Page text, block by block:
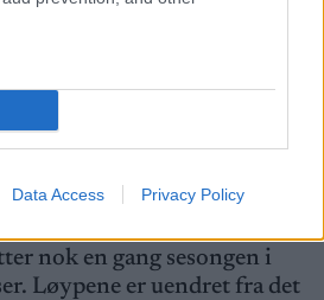
Data Access Privacy Policy
over 35 kilometer, før
2 Senja setter punktum for
nok en gang sesongen i
Løypene er uendret fra det